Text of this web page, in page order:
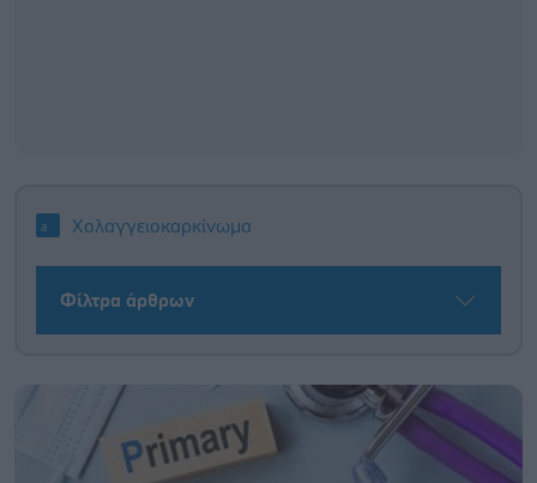
Χολαγγειοκαρκίνωμα
Φίλτρα άρθρων